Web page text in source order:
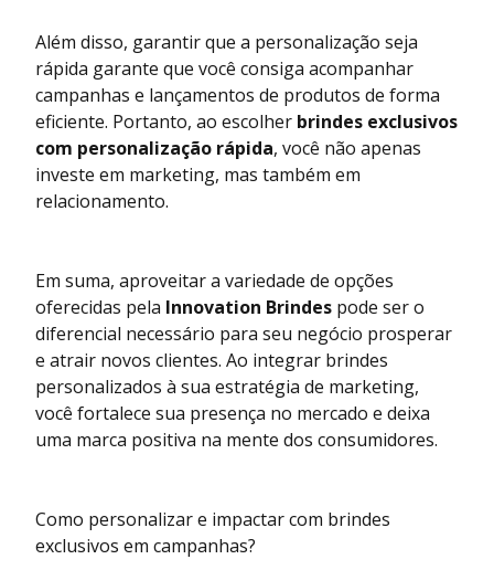
Além disso, garantir que a personalização seja
rápida garante que você consiga acompanhar
campanhas e lançamentos de produtos de forma
eficiente. Portanto, ao escolher brindes exclusivos
com personalização rápida, você não apenas
investe em marketing, mas também em
relacionamento.
Em suma, aproveitar a variedade de opções
oferecidas pela Innovation Brindes pode ser o
diferencial necessário para seu negócio prosperar
e atrair novos clientes. Ao integrar brindes
personalizados à sua estratégia de marketing,
você fortalece sua presença no mercado e deixa
uma marca positiva na mente dos consumidores.
Como personalizar e impactar com brindes
exclusivos em campanhas?